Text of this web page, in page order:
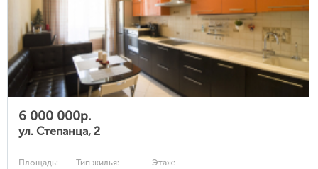
6 000 000р.
ул. Степанца, 2
Площадь: Тип жилья: Этаж: